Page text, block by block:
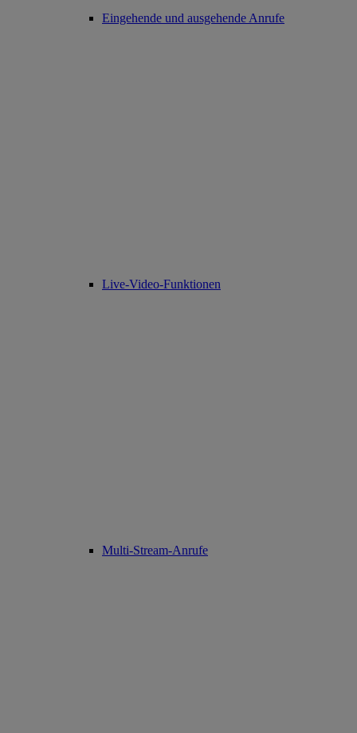
Eingehende und ausgehende Anrufe
Live-Video-Funktionen
Multi-Stream-Anrufe